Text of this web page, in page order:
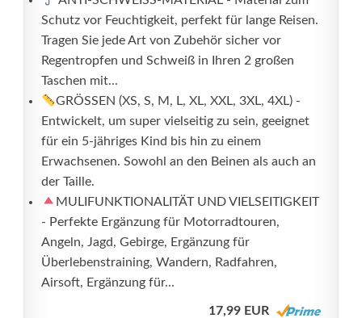
Schutz vor Feuchtigkeit, perfekt für lange Reisen.
Tragen Sie jede Art von Zubehör sicher vor
Regentropfen und Schweiß in Ihren 2 großen
Taschen mit...
GRÖSSEN (XS, S, M, L, XL, XXL, 3XL, 4XL) -
Entwickelt, um super vielseitig zu sein, geeignet
für ein 5-jähriges Kind bis hin zu einem
Erwachsenen. Sowohl an den Beinen als auch an
der Taille.
MULIFUNKTIONALITÄT UND VIELSEITIGKEIT
- Perfekte Ergänzung für Motorradtouren,
Angeln, Jagd, Gebirge, Ergänzung für
Überlebenstraining, Wandern, Radfahren,
Airsoft, Ergänzung für...
17,99 EUR